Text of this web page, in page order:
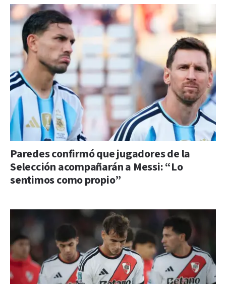
Paredes confirmó que jugadores de la
Selección acompañarán a Messi: “Lo
sentimos como propio”